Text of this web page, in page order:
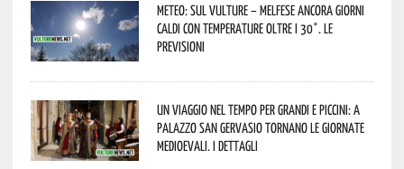
Meteo: sul Vulture – melfese ancora giorni
caldi con temperature oltre i 30°. Le
previsioni
Un viaggio nel tempo per grandi e piccini: a
Palazzo San Gervasio tornano le Giornate
Medioevali. I dettagli